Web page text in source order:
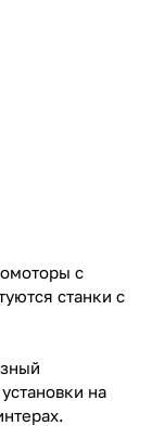
с
станки с
на